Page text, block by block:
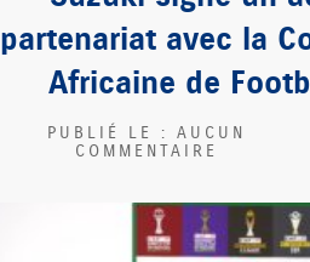
partenariat avec la
Africaine de
AUCUN
COMMENTAIRE